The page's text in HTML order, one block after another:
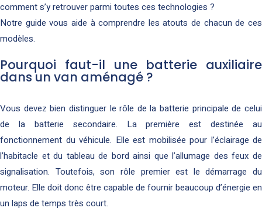
comment s’y retrouver parmi toutes ces technologies ?
Notre guide vous aide à comprendre les atouts de chacun de ces
modèles.
Pourquoi faut-il une batterie auxiliaire
dans un van aménagé ?
Vous devez bien distinguer le rôle de la batterie principale de celui
de la batterie secondaire. La première est destinée au
fonctionnement du véhicule. Elle est mobilisée pour l’éclairage de
l’habitacle et du tableau de bord ainsi que l’allumage des feux de
signalisation. Toutefois, son rôle premier est le démarrage du
moteur. Elle doit donc être capable de fournir beaucoup d’énergie en
un laps de temps très court.